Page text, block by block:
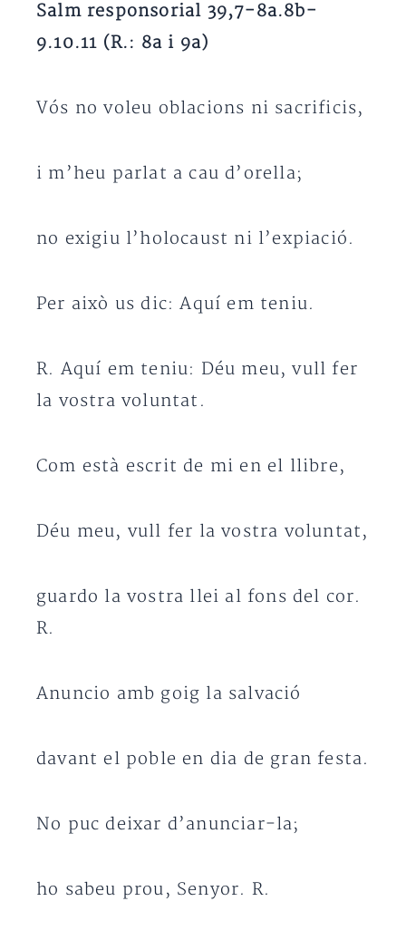
Salm responsorial 39,7-8a.8b-
9.10.11 (R.: 8a i 9a)
Vós no voleu oblacions ni sacrificis,
i m’heu parlat a cau d’orella;
no exigiu l’holocaust ni l’expiació.
Per això us dic: Aquí em teniu.
R. Aquí em teniu: Déu meu, vull fer
la vostra voluntat.
Com està escrit de mi en el llibre,
Déu meu, vull fer la vostra voluntat,
guardo la vostra llei al fons del cor.
R.
Anuncio amb goig la salvació
davant el poble en dia de gran festa.
No puc deixar d’anunciar-la;
ho sabeu prou, Senyor. R.